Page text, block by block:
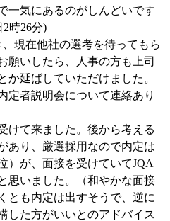
一気にあるのがしんどいです
時26分)
現在他社の選考を待ってもら
願いしたら、人事の方も上司
か延ばしていただけました。
定者説明会について連絡あり
けて来ました。後から考える
あり、厳選採用なので内定は
）が、面接を受けていてJQA
思いました。（和やかな面接
とも内定は出すそうで、逆に
した方がいいとのアドバイス